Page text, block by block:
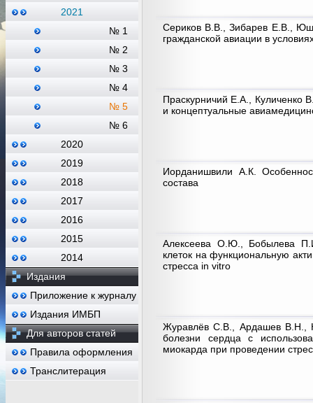
2021
№ 1
№ 2
№ 3
№ 4
№ 5
№ 6
2020
2019
2018
2017
2016
2015
2014
Издания
Приложение к журналу
Издания ИМБП
Для авторов статей
Правила оформления
Транслитерация
Сериков В.В., Зибарев Е.В.,
гражданской авиации в
Праскурничий Е.А., Куличенко
и концептуальные
Иорданишвили А.К.
состава
Алексеева О.Ю., Бобылева
клеток на функциональную
стресса in vitro
Журавлёв С.В., Ардашев В.Н.,
болезни сердца с
миокарда при проведении